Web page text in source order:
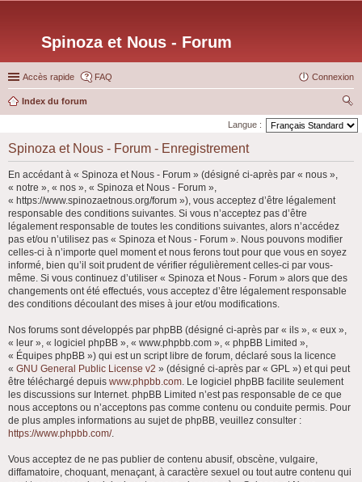
Spinoza et Nous - Forum
Accès rapide FAQ Connexion
Index du forum
ec
ch
Langue :
Spinoza et Nous - Forum - Enregistrement
En accédant à « Spinoza et Nous - Forum » (désigné ci-après par « nous »,
« notre », « nos », « Spinoza et Nous - Forum »,
« https://www.spinozaetnous.org/forum »), vous acceptez d’être légalement
responsable des conditions suivantes. Si vous n’acceptez pas d’être
légalement responsable de toutes les conditions suivantes, alors n’accédez
pas et/ou n’utilisez pas « Spinoza et Nous - Forum ». Nous pouvons modifier
celles-ci à n’importe quel moment et nous ferons tout pour que vous en soyez
informé, bien qu’il soit prudent de vérifier régulièrement celles-ci par vous-
même. Si vous continuez d’utiliser « Spinoza et Nous - Forum » alors que des
changements ont été effectués, vous acceptez d’être légalement responsable
des conditions découlant des mises à jour et/ou modifications.
Nos forums sont développés par phpBB (désigné ci-après par « ils », « eux »,
« leur », « logiciel phpBB », « www.phpbb.com », « phpBB Limited »,
« Équipes phpBB ») qui est un script libre de forum, déclaré sous la licence
« GNU General Public License v2 » (désigné ci-après par « GPL ») et qui peut
être téléchargé depuis www.phpbb.com. Le logiciel phpBB facilite seulement
les discussions sur Internet. phpBB Limited n’est pas responsable de ce que
nous acceptons ou n’acceptons pas comme contenu ou conduite permis. Pour
de plus amples informations au sujet de phpBB, veuillez consulter :
https://www.phpbb.com/.
Vous acceptez de ne pas publier de contenu abusif, obscène, vulgaire,
diffamatoire, choquant, menaçant, à caractère sexuel ou tout autre contenu qui